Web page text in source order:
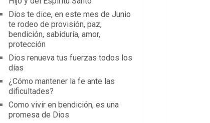
Dios te dice, en este mes de Junio
te rodeo de provisión, paz,
bendición, sabiduría, amor,
protección
Dios renueva tus fuerzas todos los
días
¿Cómo mantener la fe ante las
dificultades?
Como vivir en bendición, es una
promesa de Dios